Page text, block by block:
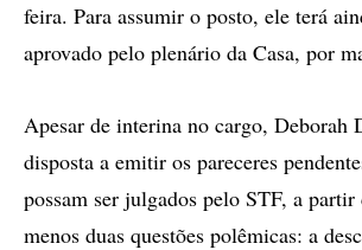
feira. Para assumir o posto, ele terá
aprovado pelo plenário da Casa, por
Apesar de interina no cargo, Deborah
disposta a emitir os pareceres
possam ser julgados pelo STF, a
menos duas questões polêmicas: a